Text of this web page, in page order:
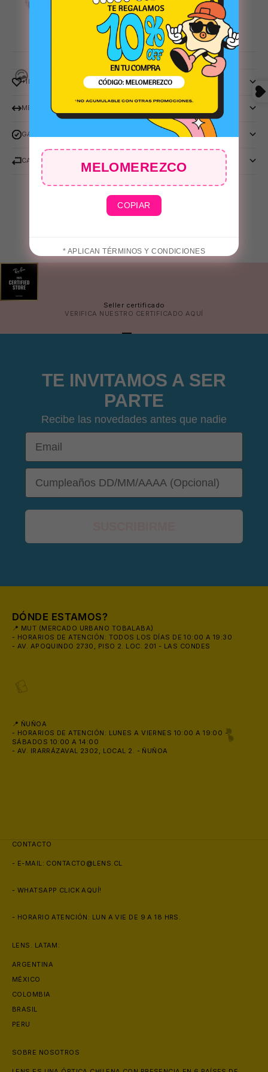
+INFO
MEDIDAS
GARANTIA OAKLEY
CAMBIOS Y DEVOLUCIONESMELOMEREZCO
COPIAR
* APLICAN TÉRMINOS Y CONDICIONES
Seller certificado
VERIFICA NUESTRO CERTIFICADO AQUÍ
TE INVITAMOS A SER
PARTE
Recibe las novedades antes que nadie
Email
DOB
DÓNDE ESTAMOS?
📍 MUT (MERCADO URBANO TOBALABA)
- HORARIOS DE ATENCIÓN: TODOS LOS DÍAS DE 10:00 A 19:30
- AV. APOQUINDO 2730, PISO 2. LOC. 201 - LAS CONDES
📍 ÑUÑOA
- HORARIOS DE ATENCIÓN: LUNES A VIERNES 10:00 A 19:00 -
SÁBADOS 10:00 A 14:00
- AV. IRARRÁZAVAL 2302, LOCAL 2. - ÑUÑOA
CONTACTO
- E-MAIL: CONTACTO@LENS.CL
- WHATSAPP CLICK AQUÍ!
- HORARIO ATENCIÓN: LUN A VIE DE 9 A 18 HRS.
LENS. LATAM:
ARGENTINA
MÉXICO
COLOMBIA
BRASIL
PERU
SOBRE NOSOTROS
🩳